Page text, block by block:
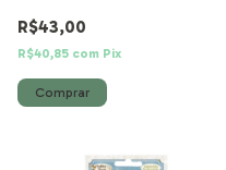
R$43,00
R$40,85 com Pix